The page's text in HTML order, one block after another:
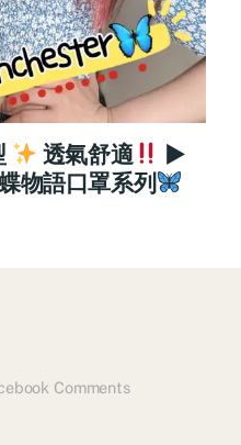
透氣舒適
►
物語口罩系列
Comments